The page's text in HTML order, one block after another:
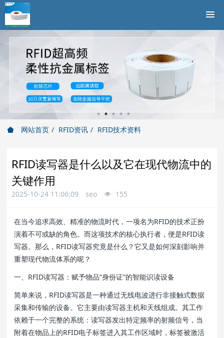
网站首页 RFID资讯 RFID技术资料
RFID读写器是什么以及它在现代物流中的
关键作用
2025-10-24 11:06:09 seo 155
在当今追求高效、精准的物流时代，一项名为RFID的技术正扮
演着不可或缺的角色。而这项技术的核心执行者，便是RFID读
写器。那么，RFID读写器究竟是什么？它又是如何深刻影响并
重塑现代物流体系的呢？
一、RFID读写器：赋予物品“身份证”的智能识读设备
简单来说，RFID读写器是一种通过无线电波进行非接触式数据
采集和传输的设备。它主要由读写器主机和天线组成。其工作
依赖于一个完整的系统：读写器发出特定频率的射频信号，当
附着在物品上的RFID电子标签进入其工作区域时，标签被激活